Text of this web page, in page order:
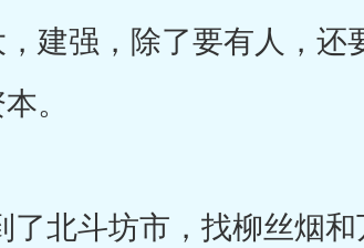
建强，除了要有人，还
。
斗坊市，找柳丝烟和